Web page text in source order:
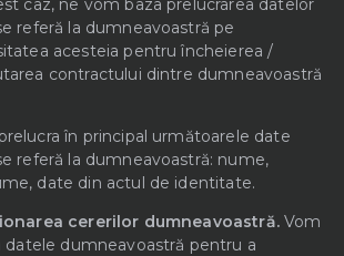
caz, ne vom baza prelucrarea datelor
referă la dumneavoastră pe
acesteia pentru încheierea /
contractului dintre dumneavoastră
în principal următoarele date
referă la dumneavoastră: nume,
date din actul de identitate.
cererilor dumneavoastră.Vom
datele dumneavoastră pentru a